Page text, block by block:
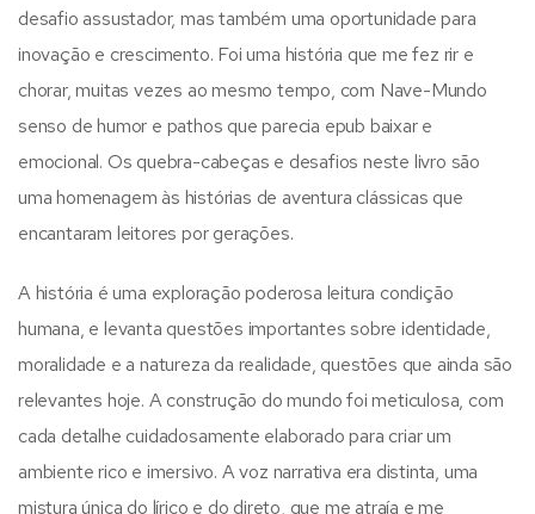
desafio assustador, mas também uma oportunidade para
inovação e crescimento. Foi uma história que me fez rir e
chorar, muitas vezes ao mesmo tempo, com Nave-Mundo
senso de humor e pathos que parecia epub baixar e
emocional. Os quebra-cabeças e desafios neste livro são
uma homenagem às histórias de aventura clássicas que
encantaram leitores por gerações.
A história é uma exploração poderosa leitura condição
humana, e levanta questões importantes sobre identidade,
moralidade e a natureza da realidade, questões que ainda são
relevantes hoje. A construção do mundo foi meticulosa, com
cada detalhe cuidadosamente elaborado para criar um
ambiente rico e imersivo. A voz narrativa era distinta, uma
mistura única do lírico e do direto, que me atraía e me